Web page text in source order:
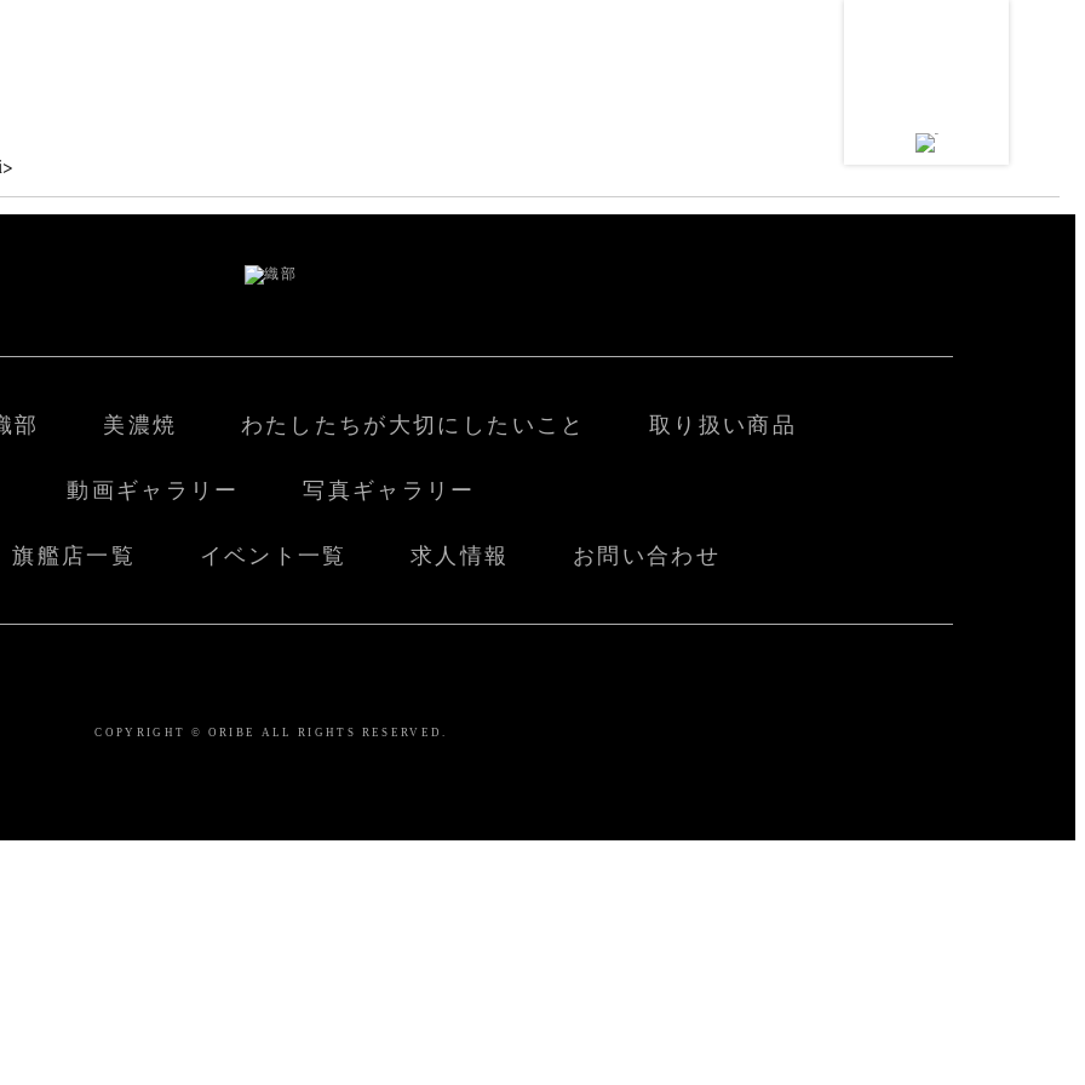
部 美濃焼 わたしたちが大切にしたいこと 取り扱い商品
動画ギャラリー 写真ギャラリー
旗艦店一覧 イベント一覧 求人情報 お問い合わせ
COPYRIGHT © ORIBE ALL RIGHTS RESERVED.